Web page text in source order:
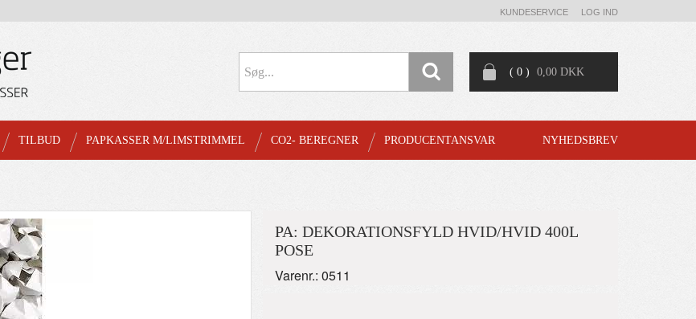
KUNDESERVICE LOG IND
( 0 ) 0,00 DKK
TILBUD PAPKASSER M/LIMSTRIMMEL CO2- BEREGNER PRODUCENTANSVAR NYHEDSBREV
PA: DEKORATIONSFYLD HVID/HVID 400L
POSE
Varenr.: 0511